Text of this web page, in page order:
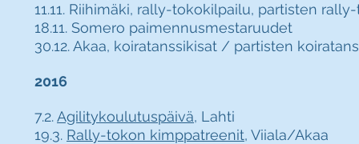
11.11. Riihimäki, rally-tokokilpailu, partisten
18.11. Somero paimennusmestaruudet
30.12. Akaa, koiratanssikisat / partisten
2016
7.2.Agilitykoulutuspäivä, Lahti
19.3. Rally-tokon kimppatreenit, Viiala/Akaa